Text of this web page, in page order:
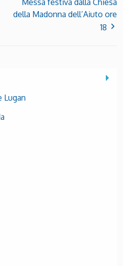
della Madonna dell’Aiuto ore
18
Lugan